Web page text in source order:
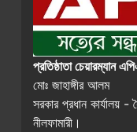
প্রতিষ্ঠাতা চেয়ারম্যান
মোঃ জাহাঙ্গীর আলম
সরকার প্রধান কার্যালয় -
নীলফামারী।